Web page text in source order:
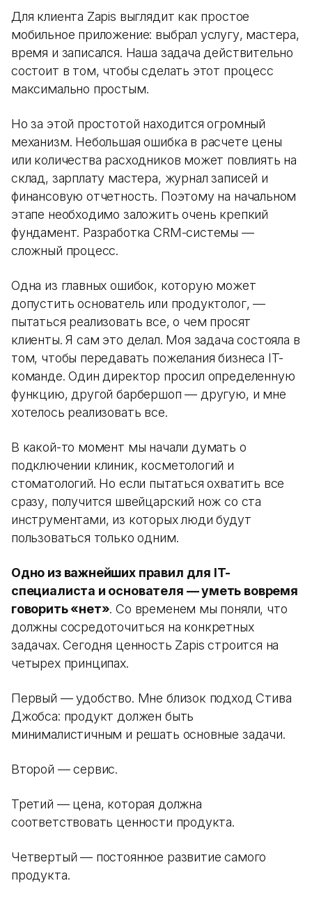
Для клиента Zapis выглядит как простое
мобильное приложение: выбрал услугу, мастера,
время и записался. Наша задача действительно
состоит в том, чтобы сделать этот процесс
максимально простым.
Но за этой простотой находится огромный
механизм. Небольшая ошибка в расчете цены
или количества расходников может повлиять на
склад, зарплату мастера, журнал записей и
финансовую отчетность. Поэтому на начальном
этапе необходимо заложить очень крепкий
фундамент. Разработка CRM-системы —
сложный процесс.
Одна из главных ошибок, которую может
допустить основатель или продуктолог, —
пытаться реализовать все, о чем просят
клиенты. Я сам это делал. Моя задача состояла в
том, чтобы передавать пожелания бизнеса IT-
команде. Один директор просил определенную
функцию, другой барбершоп — другую, и мне
хотелось реализовать все.
В какой-то момент мы начали думать о
подключении клиник, косметологий и
стоматологий. Но если пытаться охватить все
сразу, получится швейцарский нож со ста
инструментами, из которых люди будут
пользоваться только одним.
Одно из важнейших правил для IT-
специалиста и основателя — уметь вовремя
говорить «нет». Со временем мы поняли, что
должны сосредоточиться на конкретных
задачах. Сегодня ценность Zapis строится на
четырех принципах.
Первый — удобство. Мне близок подход Стива
Джобса: продукт должен быть
минималистичным и решать основные задачи.
Второй — сервис.
Третий — цена, которая должна
соответствовать ценности продукта.
Четвертый — постоянное развитие самого
продукта.